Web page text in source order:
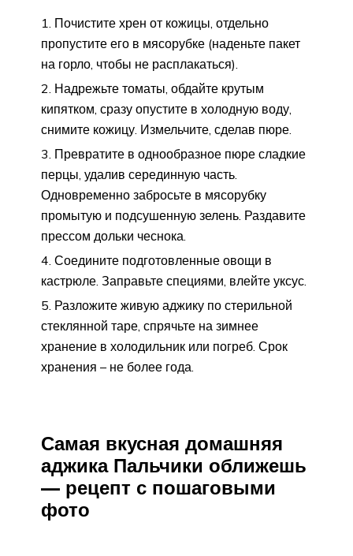
Почистите хрен от кожицы, отдельно
пропустите его в мясорубке (наденьте пакет
на горло, чтобы не расплакаться).
Надрежьте томаты, обдайте крутым
кипятком, сразу опустите в холодную воду,
снимите кожицу. Измельчите, сделав пюре.
Превратите в однообразное пюре сладкие
перцы, удалив серединную часть.
Одновременно забросьте в мясорубку
промытую и подсушенную зелень. Раздавите
прессом дольки чеснока.
Соедините подготовленные овощи в
кастрюле. Заправьте специями, влейте уксус.
Разложите живую аджику по стерильной
стеклянной таре, спрячьте на зимнее
хранение в холодильник или погреб. Срок
хранения – не более года.
Самая вкусная домашняя
аджика Пальчики оближешь
— рецепт с пошаговыми
фото